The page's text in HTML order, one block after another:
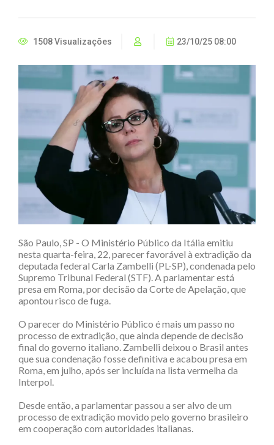
1508 Visualizações 23/10/25 08:00
São Paulo, SP - O Ministério Público da Itália emitiu
nesta quarta-feira, 22, parecer favorável à extradição da
deputada federal Carla Zambelli (PL-SP), condenada pelo
Supremo Tribunal Federal (STF). A parlamentar está
presa em Roma, por decisão da Corte de Apelação, que
apontou risco de fuga.
O parecer do Ministério Público é mais um passo no
processo de extradição, que ainda depende de decisão
final do governo italiano. Zambelli deixou o Brasil antes
que sua condenação fosse definitiva e acabou presa em
Roma, em julho, após ser incluída na lista vermelha da
Interpol.
Desde então, a parlamentar passou a ser alvo de um
processo de extradição movido pelo governo brasileiro
em cooperação com autoridades italianas.